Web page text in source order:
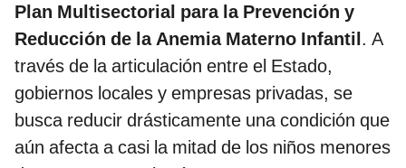
Plan Multisectorial para la Prevención y
Reducción de la Anemia Materno Infantil. A
través de la articulación entre el Estado,
gobiernos locales y empresas privadas, se
busca reducir drásticamente una condición que
aún afecta a casi la mitad de los niños menores